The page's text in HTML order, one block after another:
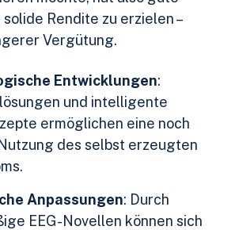
solide Rendite zu erzielen –
Vergütung.
Entwicklungen:
und intelligente
ermöglichen eine noch
des selbst erzeugten
Anpassungen: Durch
EEG-Novellen können sich